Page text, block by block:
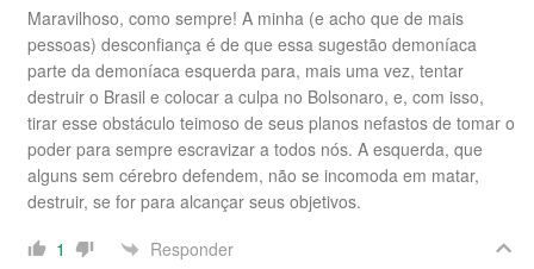
Maravilhoso, como sempre! A minha (e acho que de mais
pessoas) desconfiança é de que essa sugestão demoníaca
parte da demoníaca esquerda para, mais uma vez, tentar
destruir o Brasil e colocar a culpa no Bolsonaro, e, com isso,
tirar esse obstáculo teimoso de seus planos nefastos de tomar o
poder para sempre escravizar a todos nós. A esquerda, que
alguns sem cérebro defendem, não se incomoda em matar,
destruir, se for para alcançar seus objetivos.
1
Responder